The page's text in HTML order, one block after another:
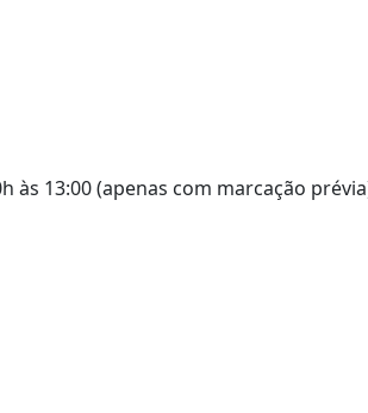
às 13:00 (apenas com marcação